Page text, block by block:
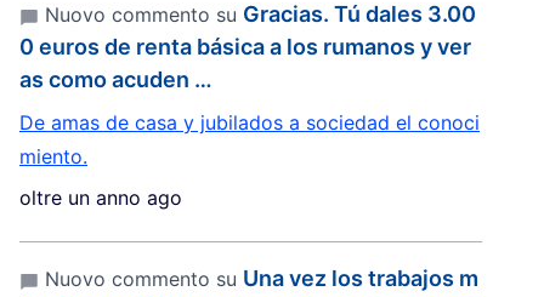
oltre un anno ago
Nuovo commento su Gracias. Tú dales 3.00
0 euros de renta básica a los rumanos y ver
as como acuden …
De amas de casa y jubilados a sociedad el conoci
miento.
Nuovo commento su Una vez los trabajos m